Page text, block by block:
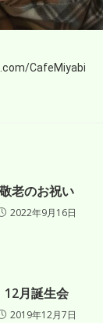
CafeMiyabi
敬老のお祝い
2022年9月16日
12月誕生会
2019年12月7日